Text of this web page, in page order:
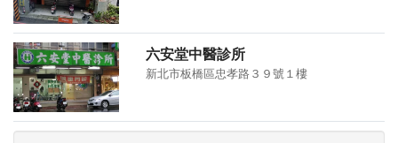
六安堂中醫診所
新北市板橋區忠孝路３９號１樓